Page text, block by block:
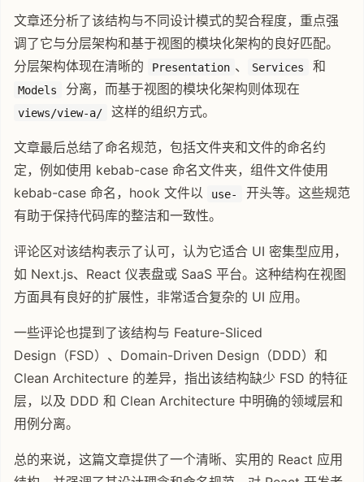
文章还分析了该结构与不同设计模式的契合程度，重点强
调了它与分层架构和基于视图的模块化架构的良好匹配。
分层架构体现在清晰的
Presentation 、 Services 和
Models 分离，而基于视图的模块化架构则体现在
views/view-a/ 这样的组织方式。
文章最后总结了命名规范，包括文件夹和文件的命名约
定，例如使用 kebab-case 命名文件夹，组件文件使用
kebab-case 命名，hook 文件以
use-
开头等。这些规范
有助于保持代码库的整洁和一致性。
评论区对该结构表示了认可，认为它适合 UI 密集型应用，
如 Next.js、React 仪表盘或 SaaS 平台。这种结构在视图
方面具有良好的扩展性，非常适合复杂的 UI 应用。
一些评论也提到了该结构与 Feature-Sliced
Design（FSD）、Domain-Driven Design（DDD）和
Clean Architecture 的差异，指出该结构缺少 FSD 的特征
层，以及 DDD 和 Clean Architecture 中明确的领域层和
用例分离。
总的来说，这篇文章提供了一个清晰、实用的 React 应用